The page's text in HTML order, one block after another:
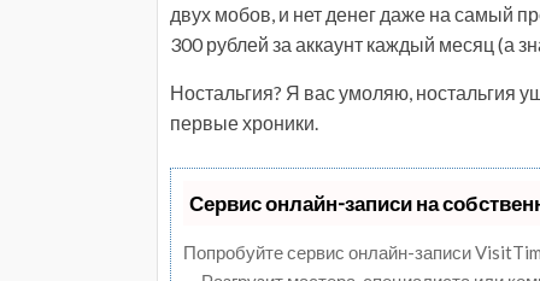
двух мобов, и нет денег даже на самый
300 рублей за аккаунт каждый месяц (а
Ностальгия? Я вас умоляю, ностальгия
первые хроники.
Сервис онлайн-записи на
Попробуйте сервис онлайн-записи